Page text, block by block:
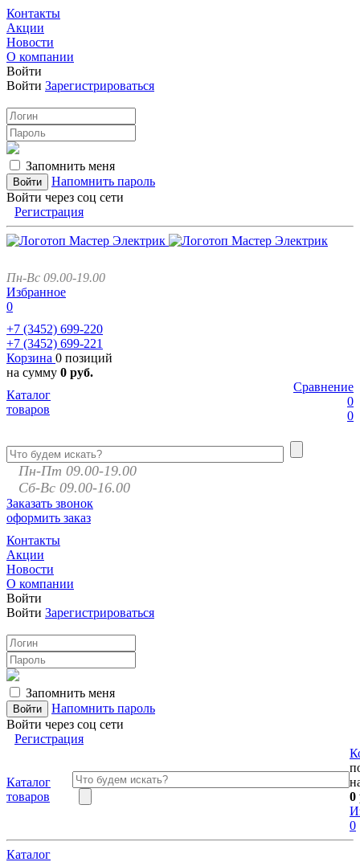
Контакты
Акции
Новости
О компании
Войти
Войти Зарегистрироваться
Запомнить меня
Напомнить пароль
Войти через соц сети
Регистрация
Пн-Вс 09.00-19.00
Избранное
0
+7 (3452) 699-220
+7 (3452) 699-221
Корзина 0 позиций
на сумму 0 руб.
Сравнение
0
0
Каталог
товаров
Пн-Пт 09.00-19.00
Сб-Вс 09.00-16.00
Заказать звонок
оформить заказ
Контакты
Акции
Новости
О компании
Войти
Войти Зарегистрироваться
Запомнить меня
Напомнить пароль
Войти через соц сети
Регистрация
Каталог
товаров
0
0
Каталог